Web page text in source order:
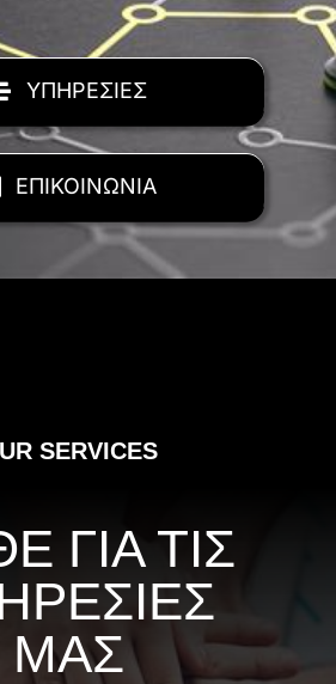
ΥΠΗΡΕΣΙΕΣ
ΕΠΙΚΟΙΝΩΝΙΑ
SERVICES
ΓΙΑ ΤΙΣ
ΜΑΣ